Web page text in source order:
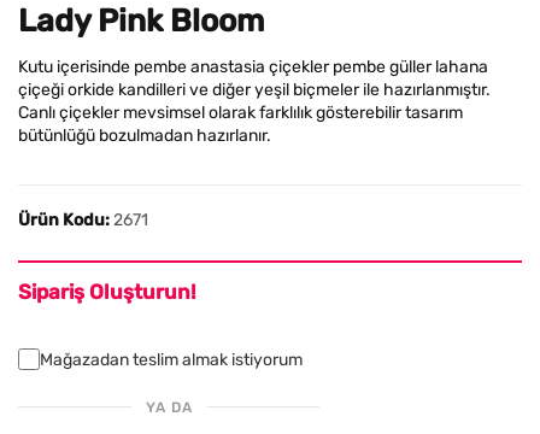
Lady Pink Bloom
Kutu içerisinde pembe anastasia çiçekler pembe güller lahana
çiçeği orkide kandilleri ve diğer yeşil biçmeler ile hazırlanmıştır.
Canlı çiçekler mevsimsel olarak farklılık gösterebilir tasarım
bütünlüğü bozulmadan hazırlanır.
Ürün Kodu:2671
Sipariş Oluşturun!
Mağazadan teslim almak istiyorum
YA DA